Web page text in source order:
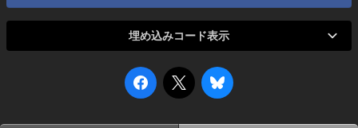
埋め込みコード表示